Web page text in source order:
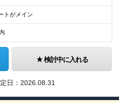
トがメイン
検討中に入れる
日： 2026.08.31